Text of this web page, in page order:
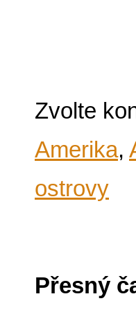
Zvolte
Amerika,
ostrovy
Přesný